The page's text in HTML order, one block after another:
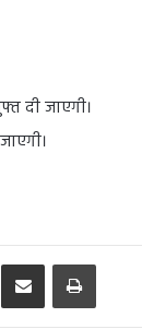
दी जाएगी।
Share via Email Print